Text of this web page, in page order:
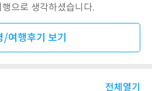
으로 생각하셨습니다.
/여행후기 보기
전체열기